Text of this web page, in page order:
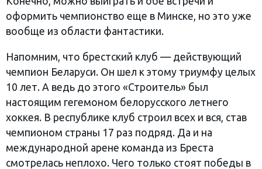
оформить чемпионство еще в Минске, но это уже
вообще из области фантастики.
Напомним, что брестский клуб — действующий
чемпион Беларуси. Он шел к этому триумфу целых
10 лет. А ведь до этого «Строитель» был
настоящим гегемоном белорусского летнего
хоккея. В республике клуб строил всех и вся, став
чемпионом страны 17 раз подряд. Да и на
международной арене команда из Бреста
смотрелась неплохо. Чего только стоят победы в